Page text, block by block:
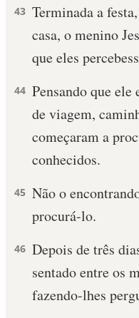
ESBOÇOS DE PREGAÇÃO
TEMAS
PERGUNTE À BÍBLIA
TERMO BÍBLICO JOGOS
LOJA BÍBLIAON
43 Terminada a
casa, o menino
que eles
44 Pensando que ele
de viagem,
começaram a
conhecidos.
45 Não o
procurá-lo.
46 Depois de três
sentado entre os
fazendo-lhes